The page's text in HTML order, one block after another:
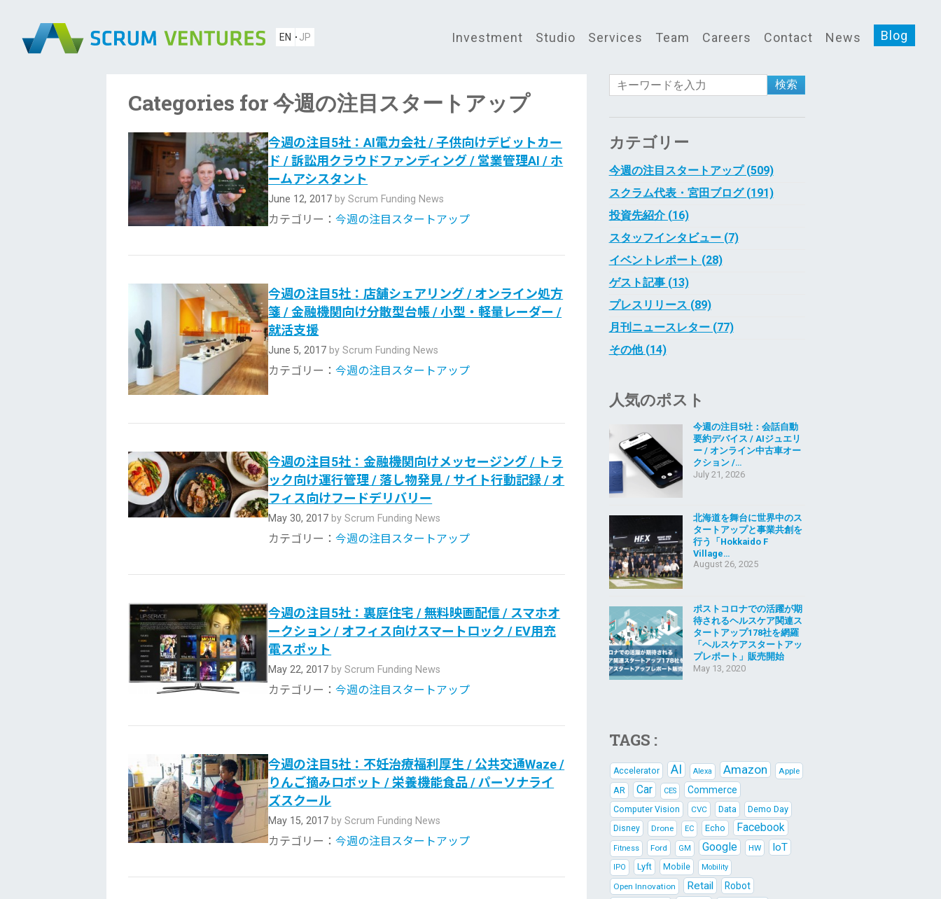
EN JP Investment Studio Services Team Careers Contact News Blog
Categories for 今週の注目スタートアップ
今週の注目5社：AI電力会社 / 子供向けデビットカー
ド / 訴訟用クラウドファンディング / 営業管理AI / ホ
ームアシスタント
June 12, 2017 by Scrum Funding News
カテゴリー：今週の注目スタートアップ
今週の注目5社：店舗シェアリング / オンライン処方
箋 / 金融機関向け分散型台帳 / 小型・軽量レーダー /
就活支援
June 5, 2017 by Scrum Funding News
カテゴリー：今週の注目スタートアップ
今週の注目5社：金融機関向けメッセージング / トラ
ック向け運行管理 / 落し物発見 / サイト行動記録 / オ
フィス向けフードデリバリー
May 30, 2017 by Scrum Funding News
カテゴリー：今週の注目スタートアップ
今週の注目5社：裏庭住宅 / 無料映画配信 / スマホオ
ークション / オフィス向けスマートロック / EV用充
電スポット
May 22, 2017 by Scrum Funding News
カテゴリー：今週の注目スタートアップ
今週の注目5社：不妊治療福利厚生 / 公共交通Waze /
りんご摘みロボット / 栄養機能食品 / パーソナライ
ズスクール
May 15, 2017 by Scrum Funding News
カテゴリー：今週の注目スタートアップ
検索
カテゴリー
今週の注目スタートアップ (509)
スクラム代表・宮田ブログ (191)
投資先紹介 (16)
スタッフインタビュー (7)
イベントレポート (28)
ゲスト記事 (13)
プレスリリース (89)
月刊ニュースレター (77)
その他 (14)
人気のポスト
今週の注目5社：会話自動
要約デバイス / AIジュエリ
ー / オンライン中古車オー
クション /…
July 21, 2026
北海道を舞台に世界中のス
タートアップと事業共創を
行う「Hokkaido F
Village…
August 26, 2025
ポストコロナでの活躍が期
待されるヘルスケア関連ス
タートアップ178社を網羅
「ヘルスケアスタートアッ
プレポート」販売開始
May 13, 2020
TAGS :
Accelerator AI Alexa Amazon Apple
AR Car CES Commerce
Computer Vision CVC Data Demo Day
Disney Drone EC Echo Facebook
Fitness Ford GM Google HW IoT
IPO Lyft Mobile Mobility
Open Innovation Retail Robot